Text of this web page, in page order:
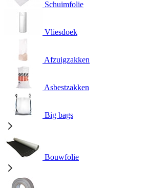
Schuimfolie
Vliesdoek
Afzuigzakken
Asbestzakken
Big bags
Bouwfolie